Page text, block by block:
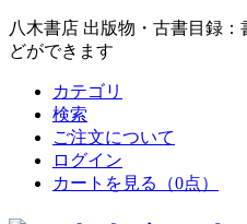
八木書店 出版物・古書目録
どができます
カテゴリ
検索
ご注文について
ログイン
カートを見る
（0点）